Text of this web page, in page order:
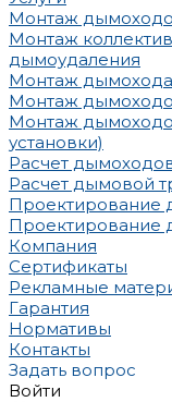
Монтаж
Монтаж
дымоудаления
Монтаж дымохода
Монтаж
Монтаж
установки)
Расчет
Расчет дымовой
Проектирование
Проектирование
Компания
Сертификаты
Рекламные
Гарантия
Нормативы
Контакты
Задать вопрос
Войти